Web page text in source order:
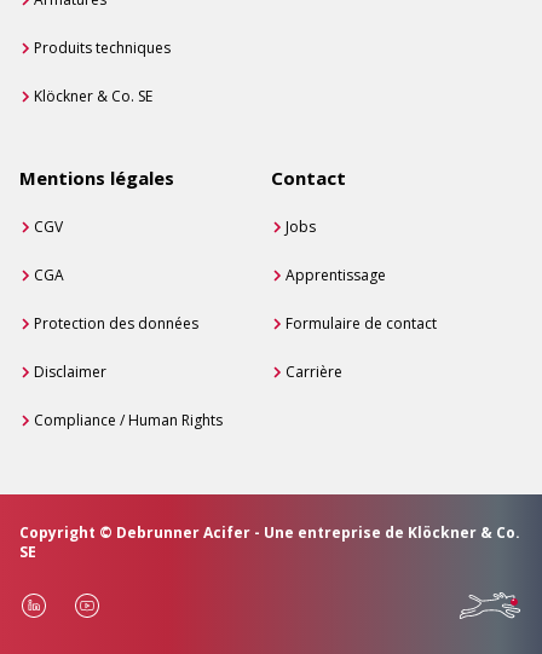
Produits techniques
Klöckner & Co. SE
Mentions légales
CGV
CGA
Protection des données
Disclaimer
Compliance / Human Rights
Contact
Jobs
Apprentissage
Formulaire de contact
Carrière
Copyright © Debrunner Acifer - Une entreprise de Klöckner & Co.
SE